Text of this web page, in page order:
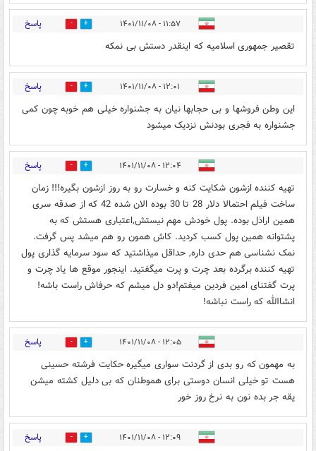
۱۱:۵۷ - ۱۴۰۱/۱۱/۰۸ 0 پاسخ
تقصیر جمهوری اسلامیه که اینقدر دستش بی نمکه
۱۲:۰۱ - ۱۴۰۱/۱۱/۰۸ 1 پاسخ
این وطن فروشها و بی حجابها نیان به جشنواره خیلی هم خوبه چون کمی
جشنواره به فجری بودنش نزدیک میشود
۱۲:۰۴ - ۱۴۰۱/۱۱/۰۸ 1 پاسخ
تهیه کننده ازشون شکایت کنه و خسارت رو به روز ازشون بگیره!!! زمان
ساخت فیلم احتمالا دلار 28 تا 30 بوده الان شده 42 که از صدقه سری
همین اراذل بوده. پول خودش مهم نیستش,اعتباری هستش که به
پشتوانه همین پول کسب کردید. کاش همون رو هم میشد پس گرفت.
نمک نشناسی هم حدی داره, حداقل میذاشتید که سود سرمایه گذاری پول
تهیه کننده برگرده بعد چرت و پرت میگفتید. اینجور موقع ها یاد چرت و
پرت گفتنای امین فردین میفتم!دو دل میشم که حرفاش راست باشه!
انشاالله که راست نباشه!
۱۲:۰۵ - ۱۴۰۱/۱۱/۰۸ 3 پاسخ
به مهمون که رو بدی از گردنت سواری میگیره حکایت فرشته حسینی
هست تو خیلی انسان دوستی برای هموطنان که بی دلیل کشته میشن
یقه جر بده نون به نرخ روز خور
۱۲:۰۹ - ۱۴۰۱/۱۱/۰۸ 1 پاسخ